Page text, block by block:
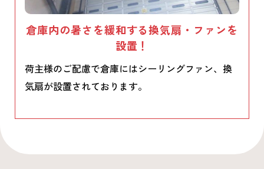
倉庫内の暑さを緩和する換気扇・ファンを
設置！
荷主様のご配慮で倉庫にはシーリングファン、換
気扇が設置されております。